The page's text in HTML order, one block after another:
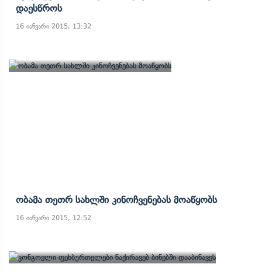
Დაესწროს
16 იანვარი 2015, 13:32
Ობამა Თეთრ Სახლში Კინოჩვენებას Მოაწყობს
16 იანვარი 2015, 12:52